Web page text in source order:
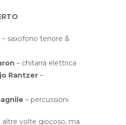
– saxofono tenore &
– chitarra elettrica
Rantzer –
– percussioni
altre volte giocoso, ma